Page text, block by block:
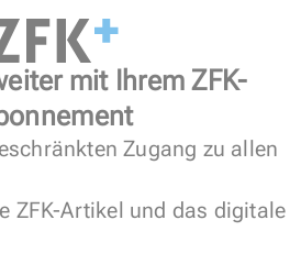
mit Ihrem ZFK-
Zugang zu allen
ZFK-Artikel und das digitale